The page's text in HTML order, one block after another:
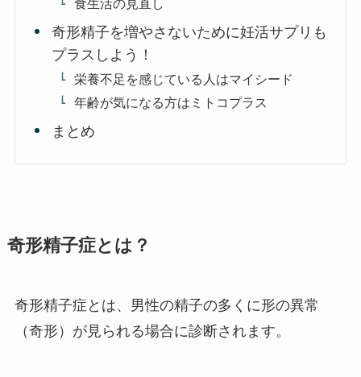
奇形精子を増やさないために妊活サプリも
プラスしよう！
栄養不足を感じている人はマイシード
年齢が気になる方はミトコプラス
まとめ
奇形精子症とは？
奇形精子症とは、男性の精子の多くに形の異常
（奇形）が見られる場合に診断されます。